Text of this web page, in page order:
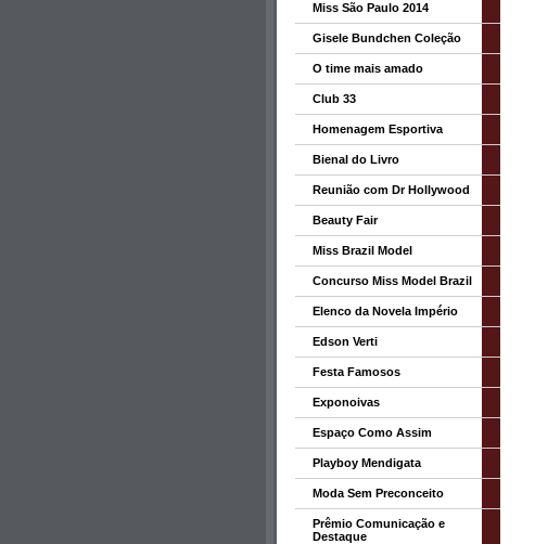
Miss São Paulo 2014
Gisele Bundchen Coleção
O time mais amado
Club 33
Homenagem Esportiva
Bienal do Livro
Reunião com Dr Hollywood
Beauty Fair
Miss Brazil Model
Concurso Miss Model Brazil
Elenco da Novela Império
Edson Verti
Festa Famosos
Exponoivas
Espaço Como Assim
Playboy Mendigata
Moda Sem Preconceito
Prêmio Comunicação e
Destaque